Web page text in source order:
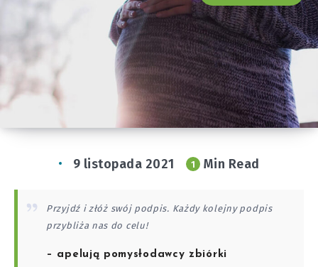
9 listopada 2021 1 Min Read
Przyjdź i złóż swój podpis. Każdy kolejny podpis
przybliża nas do celu!
– apelują pomysłodawcy zbiórki